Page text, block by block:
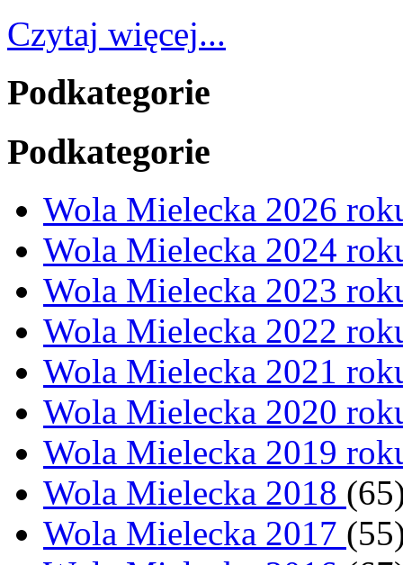
Czytaj więcej...
Podkategorie
Podkategorie
Wola Mielecka 2026
Wola Mielecka 2024
Wola Mielecka 2023
Wola Mielecka 2022
Wola Mielecka 2021
Wola Mielecka 2020
Wola Mielecka 2019
Wola Mielecka 2018
Wola Mielecka 2017